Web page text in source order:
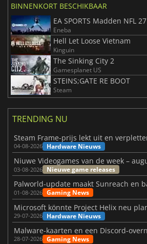
BINNENKORT BESCHIKBAAR
EA SPORTS Madden NFL 27
Eneba
Hell Let Loose Vietnam
Kinguin
The Sinking City 2
Gamesplanet US
STEINS;GATE RE BOOT
Steam
TRENDING NU
04-08-2026 Hardware Nieuws
03-08-2026 Nieuwe game releases
01-08-2026 Gaming News
29-07-2026 Hardware Nieuws
28-07-2026 Gaming News